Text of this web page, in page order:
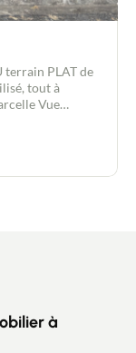
terrain PLAT de
tout à
Vue
à